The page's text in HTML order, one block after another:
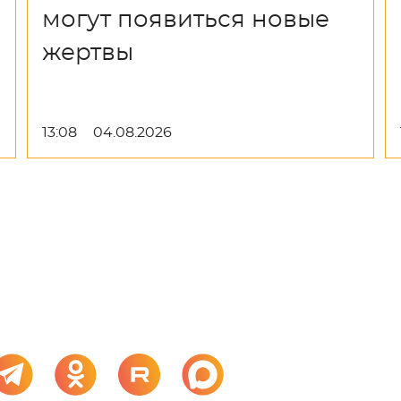
могут появиться новые
жертвы
13:08 04.08.2026